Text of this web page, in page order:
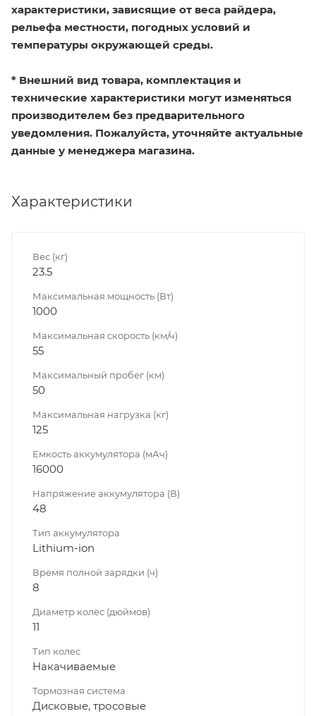
характеристики, зависящие от веса райдера,
рельефа местности, погодных условий и
температуры окружающей среды.
* Внешний вид товара, комплектация и
технические характеристики могут изменяться
производителем без предварительного
уведомления. Пожалуйста, уточняйте актуальные
данные у менеджера магазина.
Характеристики
Вес (кг)
23.5
Максимальная мощность (Вт)
1000
Максимальная скорость (км/ч)
55
Максимальный пробег (км)
50
Максимальная нагрузка (кг)
125
Емкость аккумулятора (мАч)
16000
Напряжение аккумулятора (В)
48
Тип аккумулятора
Lithium-ion
Время полной зарядки (ч)
8
Диаметр колёс (дюймов)
11
Тип колес
Накачиваемые
Тормозная система
Дисковые, тросовые